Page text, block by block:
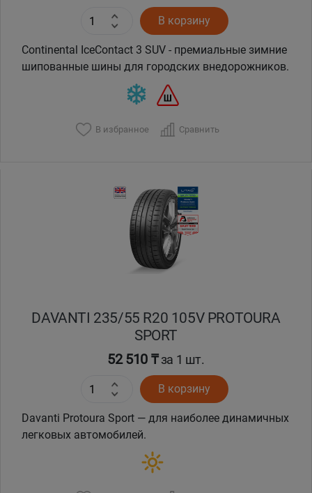
В корзину
Continental IceContact 3 SUV - премиальные зимние
шипованные шины для городских внедорожников.
В избранное Сравнить
DAVANTI 235/55 R20 105V PROTOURA
SPORT
52 510 ₸за 1 шт.
В корзину
Davanti Protoura Sport — для наиболее динамичных
легковых автомобилей.